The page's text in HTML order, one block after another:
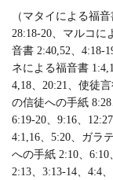
（マタイによる福
28:18-20、マルコに
音書 2:40,52、4:18-
ネによる福音書
4,18、20:21、使徒
の信徒への手紙
6:19-20、9:16、
4:1,16、5:20、ガラ
への手紙 2:10、6:10
2:13、3:13-14、4:4